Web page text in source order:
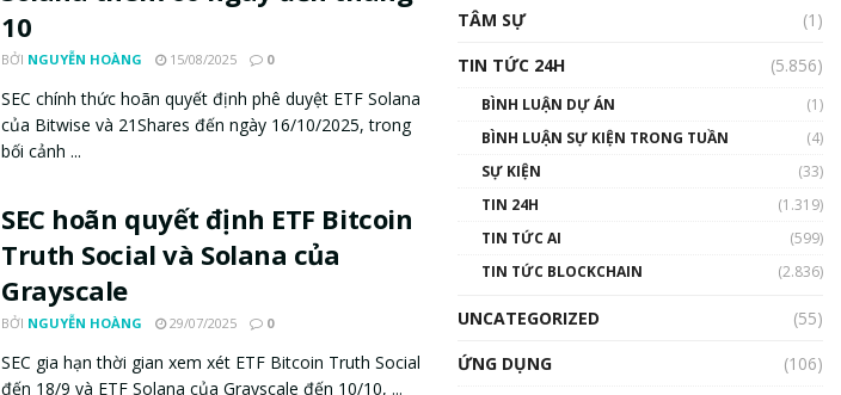
10
BỞI NGUYỄN HOÀNG 15/08/2025 0
SEC chính thức hoãn quyết định phê duyệt ETF Solana
của Bitwise và 21Shares đến ngày 16/10/2025, trong
bối cảnh ...
SEC hoãn quyết định ETF Bitcoin
Truth Social và Solana của
Grayscale
BỞI NGUYỄN HOÀNG 29/07/2025 0
SEC gia hạn thời gian xem xét ETF Bitcoin Truth Social
đến 18/9 và ETF Solana của Grayscale đến 10/10, ...
TÂM SỰ
(1)
TIN TỨC 24H
(5.856)
BÌNH LUẬN DỰ ÁN
(1)
BÌNH LUẬN SỰ KIỆN TRONG TUẦN
(4)
SỰ KIỆN
(33)
TIN 24H
(1.319)
TIN TỨC AI
(599)
TIN TỨC BLOCKCHAIN
(2.836)
UNCATEGORIZED
(55)
ỨNG DỤNG
(106)